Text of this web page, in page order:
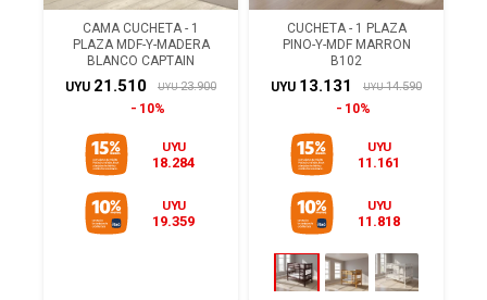
CAMA CUCHETA - 1
PLAZA MDF-Y-MADERA
BLANCO CAPTAIN
UYU 21.510 UYU 23.900
10%
UYU
18.284
UYU
19.359
CUCHETA - 1 PLAZA
PINO-Y-MDF MARRON
B102
UYU 13.131 UYU 14.590
10%
UYU
11.161
UYU
11.818